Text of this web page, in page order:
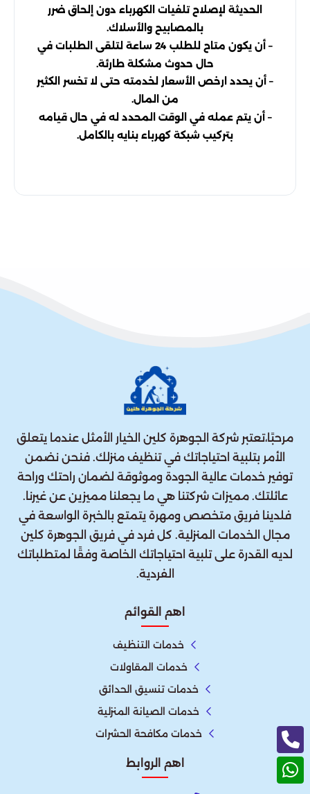
الحديثة لإصلاح تلفيات الكهرباء دون إلحاق ضرر
بالمصابيح والأسلاك.
– أن يكون متاح للطلب 24 ساعة لتلقى الطلبات في
حال حدوث مشكلة طارئة.
– أن يحدد ارخص الأسعار لخدمته حتى لا تخسر الكثير
من المال.
– أن يتم عمله في الوقت المحدد له في حال قيامه
بتركيب شبكة كهرباء بنايه بالكامل.
مرحبًا،تعتبر شركة الجوهرة كلين الخيار الأمثل عندما يتعلق
الأمر بتلبية احتياجاتك في تنظيف منزلك. فنحن نضمن
توفير خدمات عالية الجودة وموثوقة لضمان راحتك وراحة
عائلتك. مميزات شركتنا هي ما يجعلنا مميزين عن غيرنا.
فلدينا فريق متخصص ومهرة يتمتع بالخبرة الواسعة في
مجال الخدمات المنزلية. كل فرد في فريق الجوهرة كلين
لديه القدرة على تلبية احتياجاتك الخاصة وفقًا لمتطلباتك
الفردية.
اهم القوائم
خدمات التنظيف
خدمات المقاولات
خدمات تنسيق الحدائق
خدمات الصيانة المنزلية
خدمات مكافحة الحشرات
اهم الروابط